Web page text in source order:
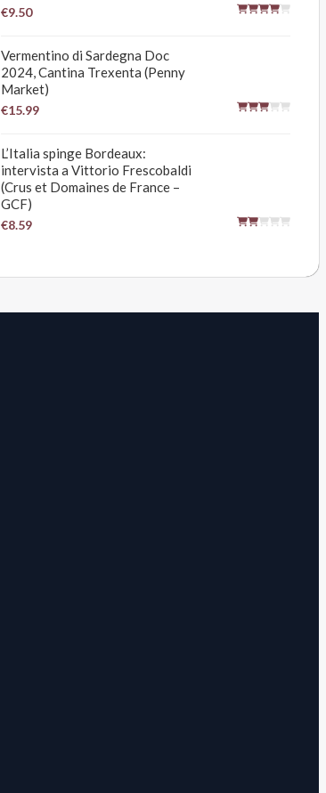
€9.50
Vermentino di Sardegna Doc
2024, Cantina Trexenta (Penny
Market)
€15.99
L’Italia spinge Bordeaux:
intervista a Vittorio Frescobaldi
(Crus et Domaines de France –
GCF)
€8.59